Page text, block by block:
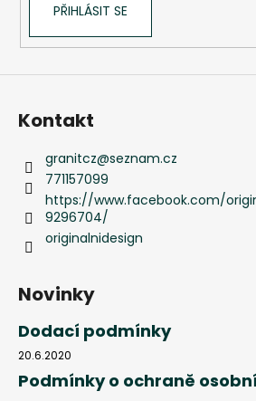
PŘIHLÁSIT SE
Kontakt
granitcz@seznam.cz
771157099
https://www.facebook.com/
9296704/
originalnidesign
Novinky
Dodací podmínky
20.6.2020
Podmínky o ochraně